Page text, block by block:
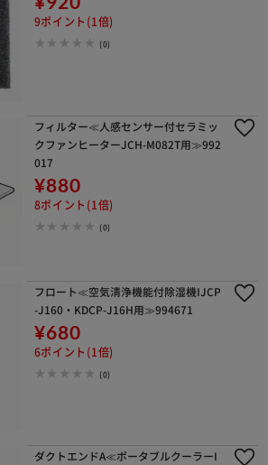
9ポイント(1倍)
(0)
フィルター≪人感センサー付セラミッ
クファンヒーターJCH-M082T用≫992
017
¥880
8ポイント(1倍)
(0)
フロート≪空気清浄機能付除湿機IJCP
-J160・KDCP-J16H用≫994671
¥680
6ポイント(1倍)
(0)
ダクトエンドA≪ポータブルクーラーI